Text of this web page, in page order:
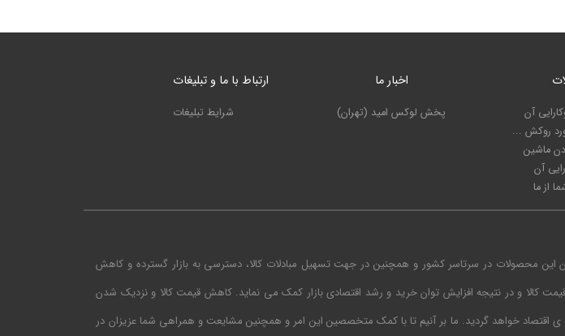
آن
روکش ...
ماشین
آن
از ما
اخبار ما
پخش لوکس امید (تهران)
ارتباط با ما و تبلیغات
شرایط تبلیغات
این محصولات در سرتاسر کشور و همچنین در جهت تسهیل مبادلات کالا، دسترسی به بازار گسترده و کاهش
و در نتیجه افزایش توان خرید و رشد اقتصادی بازار کمک می نماید. کاهش قیمت کالا و نزدیک شدن
خواهد گردید. ما بر آنیم تا با کمک متخصصین این امر و همچنین مشایعت و همراهی شما عزیزان در